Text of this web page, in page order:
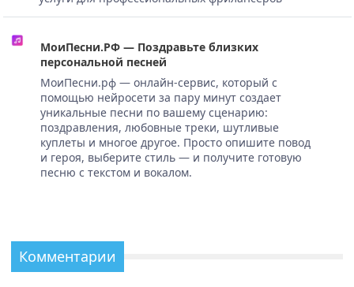
МоиПесни.РФ — Поздравьте близких
персональной песней
МоиПесни.рф — онлайн-сервис, который с
помощью нейросети за пару минут создает
уникальные песни по вашему сценарию:
поздравления, любовные треки, шутливые
куплеты и многое другое. Просто опишите повод
и героя, выберите стиль — и получите готовую
песню с текстом и вокалом.
Комментарии